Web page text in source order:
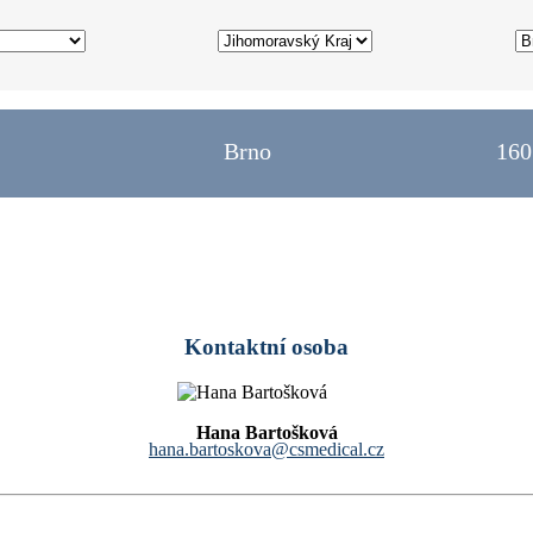
Brno
Kontaktní osoba
Hana Bartošková
hana.bartoskova@csmedical.cz